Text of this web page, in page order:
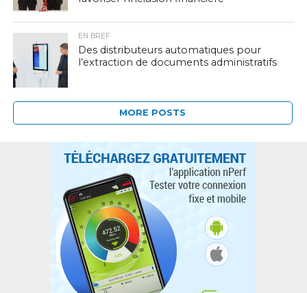
EN BREF
Des distributeurs automatiques pour
l’extraction de documents administratifs
MORE POSTS